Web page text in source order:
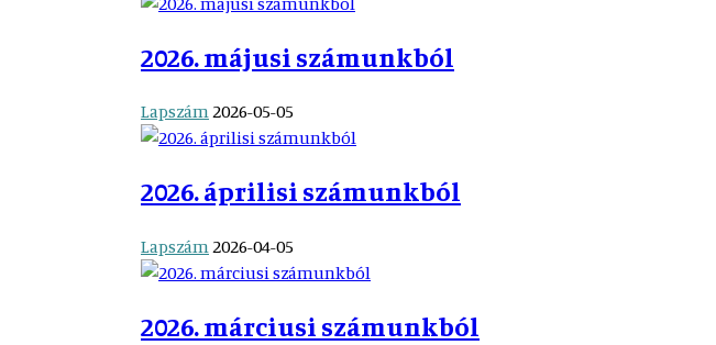
2026. májusi számunkból
Lapszám2026-05-05
2026. áprilisi számunkból
Lapszám2026-04-05
2026. márciusi számunkból